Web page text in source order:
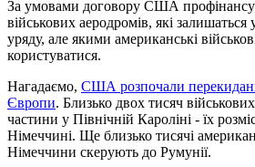
За умовами договору США
військових аеродромів, які залишаться
уряду, але якими американські
користуватися.
Нагадаємо, США розпочали
Європи. Близько двох тисяч
частини у Північній Кароліні - їх
Німеччині. Ще близько тисячі
Німеччини скерують до Румунії.